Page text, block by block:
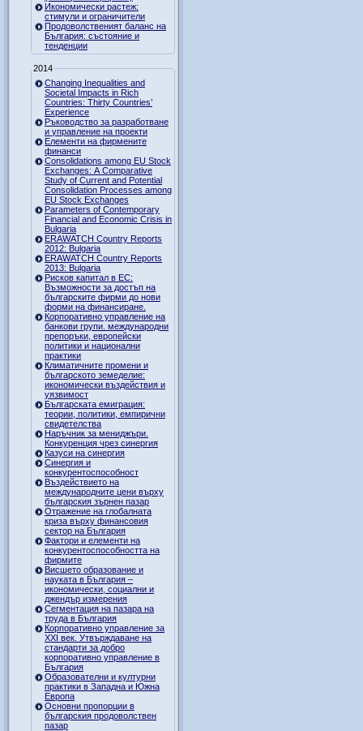
Икономически растеж:
стимули и ограничители
Продоволственият баланс на
България: състояние и
тенденции
2014
Changing Inequalities and
Societal Impacts in Rich
Countries: Thirty Countries’
Experience
Ръководство за разработване
и управление на проекти
Елементи на фирмените
финанси
Consolidations among EU Stock
Exchanges: A Comparative
Study of Current and Potential
Consolidation Processes among
EU Stock Exchanges
Parameters of Contemporary
Financial and Economic Crisis in
Bulgaria
ERAWATCH Country Reports
2012: Bulgaria
ERAWATCH Country Reports
2013: Bulgaria
Рисков капитал в ЕС:
Възможности за достъп на
българските фирми до нови
форми на финансиране.
Корпоративно управление на
банкови групи. международни
препоръки, европейски
политики и национални
практики
Климатичните промени и
българското земеделие:
икономически въздействия и
уязвимост
Българската емиграция:
теории, политики, емпирични
свидетелства
Наръчник за мениджъри.
Конкуренция чрез синергия
Казуси на синергия
Синергия и
конкурентоспособност
Въздействието на
международните цени върху
българския зърнен пазар
Отражение на глобалната
криза върху финансовия
сектор на България
Фактори и елементи на
конкурентоспособността на
фирмите
Висшето образование и
науката в България –
икономически, социални и
джендър измерения
Сегментация на пазара на
труда в България
Корпоративно управление за
XXI век. Утвърждаване на
стандарти за добро
корпоративно управление в
България
Образователни и културни
практики в Западна и Южна
Европа
Основни пропорции в
българския продоволствен
пазар